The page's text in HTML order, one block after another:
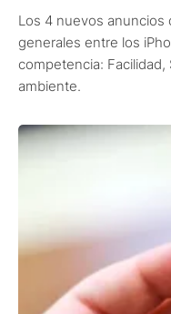
Los 4 nuevos anuncios
generales entre los
competencia:
ambiente.